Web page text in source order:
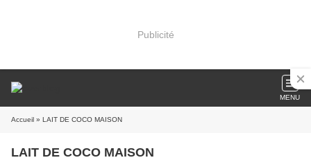
Publicité
MENU
Accueil » LAIT DE COCO MAISON
LAIT DE COCO MAISON